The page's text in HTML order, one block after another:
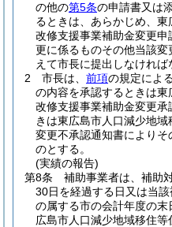
の他の第5条の申請書又は
るときは、あらかじめ、
改修支援事業補助金変更
更に係るものその他当該
えて市長に提出しなければ
2
市長は、 前項の規定によ
の内容を承認するときは
改修支援事業補助金変更承
きは東広島市人口減少地
変更不承認通知書により
のとする。
(実績の報告)
第8条
補助事業者は、補助
30日を経過する日又は当
の属する市の会計年度の
広島市人口減少地域移住